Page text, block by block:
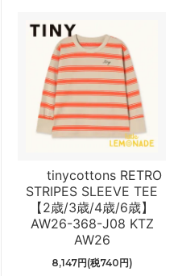
tinycottons RETRO
STRIPES SLEEVE TEE
【2歳/3歳/4歳/6歳】
AW26-368-J08 KTZ
AW26
8,147円(税740円)